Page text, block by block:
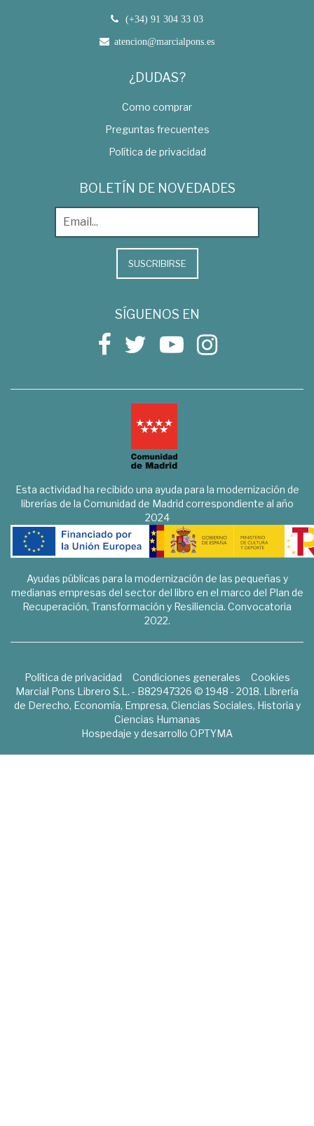
(+34) 91 304 33 03
atencion@marcialpons.es
¿DUDAS?
Como comprar
Preguntas frecuentes
Política de privacidad
BOLETÍN DE NOVEDADES
SUSCRIBIRSE
SÍGUENOS EN
Esta actividad ha recibido una ayuda para la modernización de
librerías de la Comunidad de Madrid correspondiente al año
2024
Ayudas públicas para la modernización de las pequeñas y
medianas empresas del sector del libro en el marco del Plan de
Recuperación, Transformación y Resiliencia. Convocatoria
2022.
Política de privacidad Condiciones generales
Cookies
Marcial Pons Librero S.L. - B82947326 © 1948 - 2018. Librería
de Derecho, Economía, Empresa, Ciencias Sociales, Historia y
Ciencias Humanas
Hospedaje y desarrollo OPTYMA